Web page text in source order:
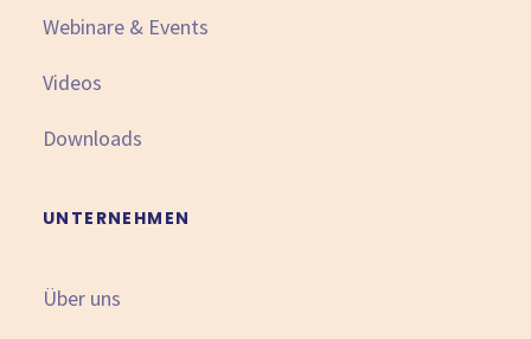
Webinare & Events
Videos
Downloads
UNTERNEHMEN
Über uns